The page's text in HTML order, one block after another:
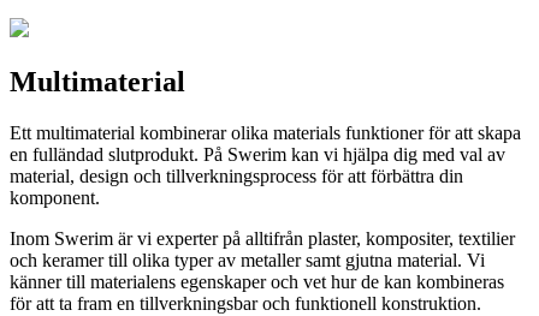
Multimaterial
Ett multimaterial kombinerar olika materials funktioner för att skapa
en fulländad slutprodukt. På Swerim kan vi hjälpa dig med val av
material, design och tillverkningsprocess för att förbättra din
komponent.
Inom Swerim är vi experter på alltifrån plaster, kompositer, textilier
och keramer till olika typer av metaller samt gjutna material. Vi
känner till materialens egenskaper och vet hur de kan kombineras
för att ta fram en tillverkningsbar och funktionell konstruktion.